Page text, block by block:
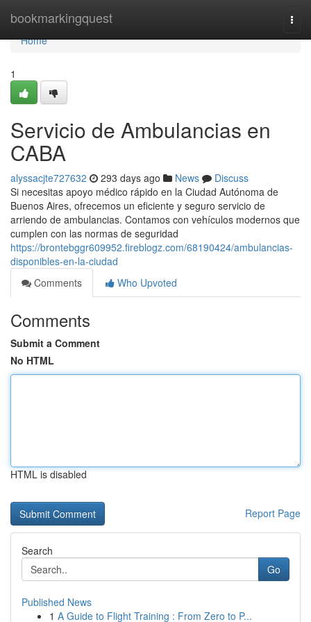
bookmarkingquest
Home
Home
1
Servicio de Ambulancias en
CABA
alyssacjte727632 293 days ago News
Discuss
Si necesitas apoyo médico rápido en la Ciudad Autónoma de
Buenos Aires, ofrecemos un eficiente y seguro servicio de
arriendo de ambulancias. Contamos con vehículos modernos que
cumplen con las normas de seguridad
https://brontebggr609952.fireblogz.com/68190424/ambulancias-
disponibles-en-la-ciudad
Comments
Who Upvoted
Comments
Submit a Comment
No HTML
HTML is disabled
Report Page
Search
Go
Published News
1 A Guide to Flight Training : From Zero to P...